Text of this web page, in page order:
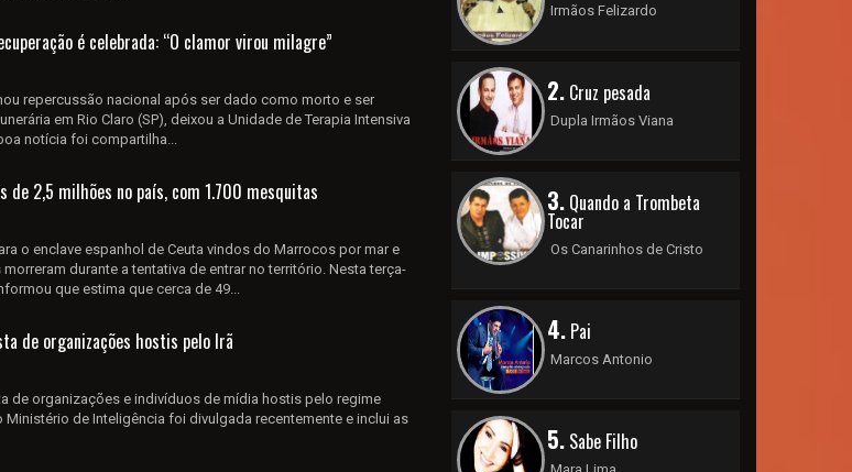
é celebrada: “O clamor virou milagre”
repercussão nacional após ser dado como morto e ser
em Rio Claro (SP), deixou a Unidade de Terapia Intensiva
notícia foi compartilha...
de 2,5 milhões no país, com 1.700 mesquitas
o enclave espanhol de Ceuta vindos do Marrocos por mar e
durante a tentativa de entrar no território. Nesta terça-
que estima que cerca de 49...
de organizações hostis pelo Irã
de organizações e indivíduos de mídia hostis pelo regime
de Inteligência foi divulgada recentemente e inclui as
Irmãos Felizardo
2.Cruz pesada
Dupla Irmãos Viana
3.Quando a Trombeta
Tocar
Os Canarinhos de Cristo
4.Pai
Marcos Antonio
5.Sabe Filho
Mara Lima